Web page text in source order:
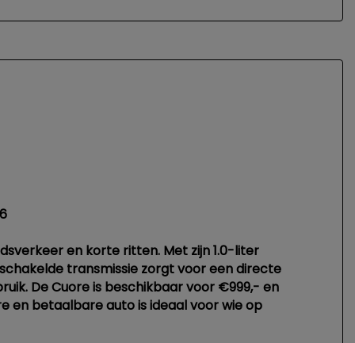
en korte ritten. Met zijn 1.0-liter
transmissie zorgt voor een directe
De Cuore is beschikbaar voor €999,- en
en betaalbare auto is ideaal voor wie op